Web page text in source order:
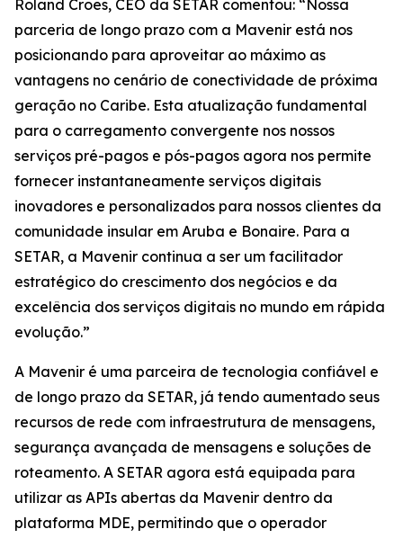
Roland Croes, CEO da SETAR comentou: “Nossa
parceria de longo prazo com a Mavenir está nos
posicionando para aproveitar ao máximo as
vantagens no cenário de conectividade de próxima
geração no Caribe. Esta atualização fundamental
para o carregamento convergente nos nossos
serviços pré-pagos e pós-pagos agora nos permite
fornecer instantaneamente serviços digitais
inovadores e personalizados para nossos clientes da
comunidade insular em Aruba e Bonaire. Para a
SETAR, a Mavenir continua a ser um facilitador
estratégico do crescimento dos negócios e da
excelência dos serviços digitais no mundo em rápida
evolução.”
A Mavenir é uma parceira de tecnologia confiável e
de longo prazo da SETAR, já tendo aumentado seus
recursos de rede com infraestrutura de mensagens,
segurança avançada de mensagens e soluções de
roteamento. A SETAR agora está equipada para
utilizar as APIs abertas da Mavenir dentro da
plataforma MDE, permitindo que o operador